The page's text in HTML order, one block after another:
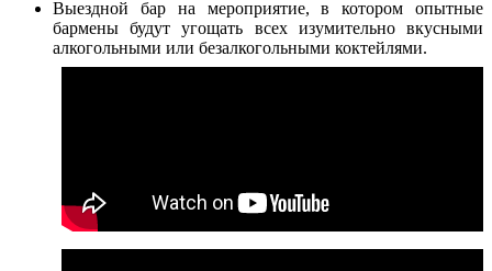
Выездной бар на мероприятие, в котором опытные
бармены будут угощать всех изумительно вкусными
алкогольными или безалкогольными коктейлями.